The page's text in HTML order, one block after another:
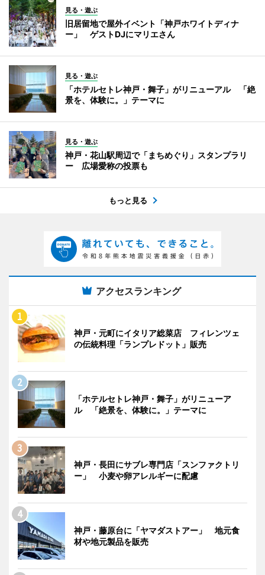
見る・遊ぶ
旧居留地で屋外イベント「神戸ホワイトディナ
ー」 ゲストDJにマリエさん
見る・遊ぶ
「ホテルセトレ神戸・舞子」がリニューアル 「絶
景を、体験に。」テーマに
見る・遊ぶ
神戸・花山駅周辺で「まちめぐり」スタンプラリ
ー 広場愛称の投票も
もっと見る
アクセスランキング
神戸・元町にイタリア総菜店 フィレンツェ
の伝統料理「ランプレドット」販売
「ホテルセトレ神戸・舞子」がリニューア
ル 「絶景を、体験に。」テーマに
神戸・長田にサブレ専門店「スンファクトリ
ー」 小麦や卵アレルギーに配慮
神戸・藤原台に「ヤマダストアー」 地元食
材や地元製品を販売